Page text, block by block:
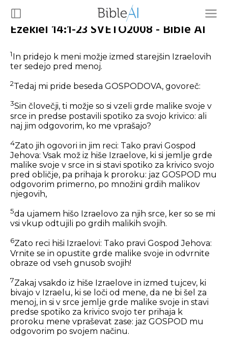
Ezekiel 14:1-23 SVETO2008 - Bible AI
1In pridejo k meni možje izmed starejšin Izraelovih
ter sedejo pred menoj.
2Tedaj mi pride beseda GOSPODOVA, govoreč:
3Sin človečji, ti možje so si vzeli grde malike svoje v
srce in predse postavili spotiko za svojo krivico: ali
naj jim odgovorim, ko me vprašajo?
4Zato jih ogovori in jim reci: Tako pravi Gospod
Jehova: Vsak mož iz hiše Izraelove, ki si jemlje grde
malike svoje v srce in si stavi spotiko za krivico svojo
pred obličje, pa prihaja k proroku: jaz GOSPOD mu
odgovorim primerno, po množini grdih malikov
njegovih,
5da ujamem hišo Izraelovo za njih srce, ker so se mi
vsi vkup odtujili po grdih malikih svojih.
6Zato reci hiši Izraelovi: Tako pravi Gospod Jehova:
Vrnite se in opustite grde malike svoje in odvrnite
obraze od vseh gnusob svojih!
7Zakaj vsakdo iz hiše Izraelove in izmed tujcev, ki
bivajo v Izraelu, ki se loči od mene, da ne bi šel za
menoj, in si v srce jemlje grde malike svoje in stavi
predse spotiko za krivico svojo ter prihaja k
proroku mene vpraševat zase: jaz GOSPOD mu
odgovorim po svojem načinu.